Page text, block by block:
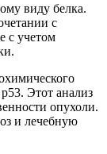
виду белка.
с
с учетом
Этот анализ
опухоли.
и лечебную